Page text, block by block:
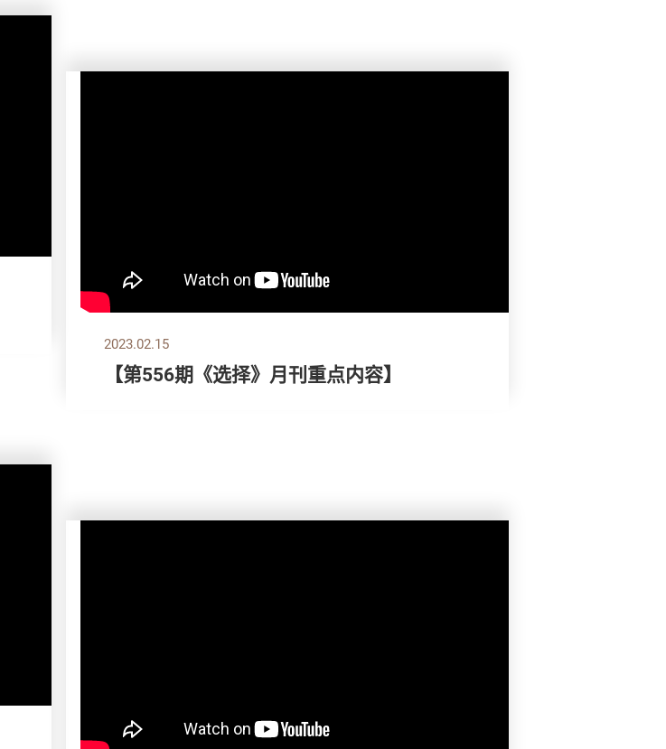
2023.02.15
【第556期《选择》月刊重点内容】